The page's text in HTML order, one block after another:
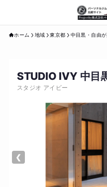
ホーム 地域 東京都 中目黒・自由
STUDIO IVY 中目
スタジオ アイビー
❮